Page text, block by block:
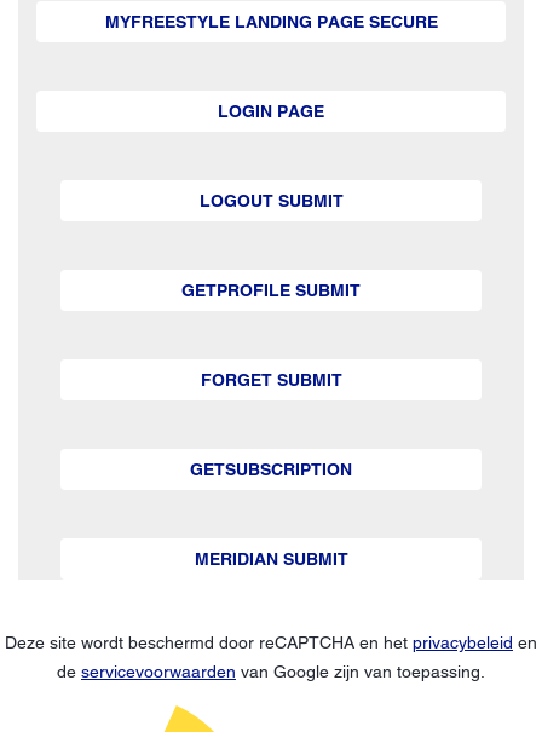
MYFREESTYLE LANDING PAGE SECURE
LOGIN PAGE
LOGOUT SUBMIT
GETPROFILE SUBMIT
FORGET SUBMIT
GETSUBSCRIPTION
MERIDIAN SUBMIT
Deze site wordt beschermd door reCAPTCHA en het privacybeleid en
de servicevoorwaarden van Google zijn van toepassing.